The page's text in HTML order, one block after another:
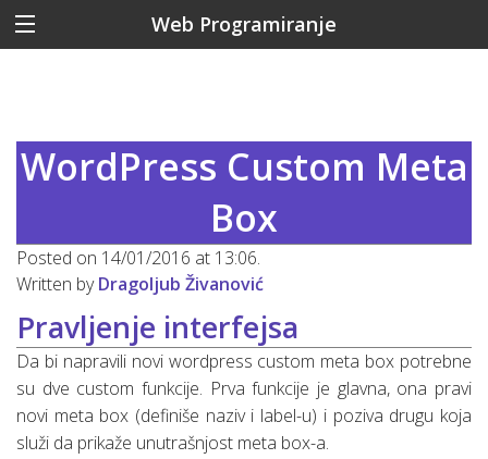
Web Programiranje
WordPress Custom Meta
Box
Posted on 14/01/2016 at 13:06.
Written byDragoljub Živanović
Pravljenje interfejsa
Da bi napravili novi wordpress custom meta box potrebne
su dve custom funkcije. Prva funkcije je glavna, ona pravi
novi meta box (definiše naziv i label-u) i poziva drugu koja
služi da prikaže unutrašnjost meta box-a.